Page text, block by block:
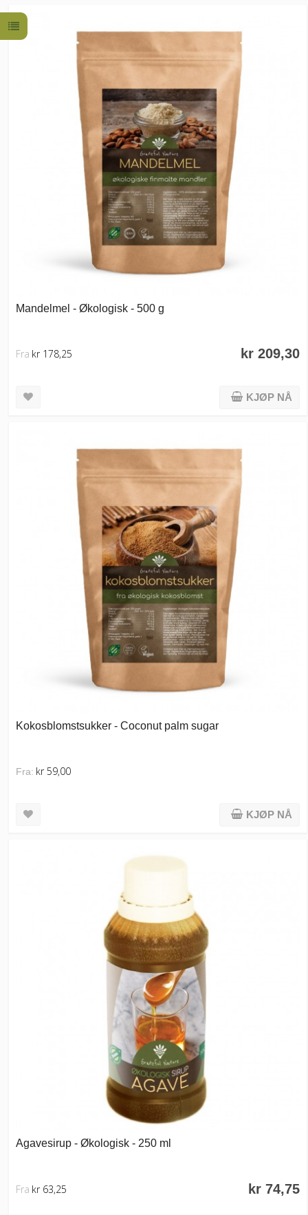
Mandelmel - Økologisk - 500 g
kr 209,30
Fra kr 178,25
KJØP NÅ
Kokosblomstsukker - Coconut palm sugar
Fra: kr 59,00
KJØP NÅ
Agavesirup - Økologisk - 250 ml
kr 74,75
Fra kr 63,25